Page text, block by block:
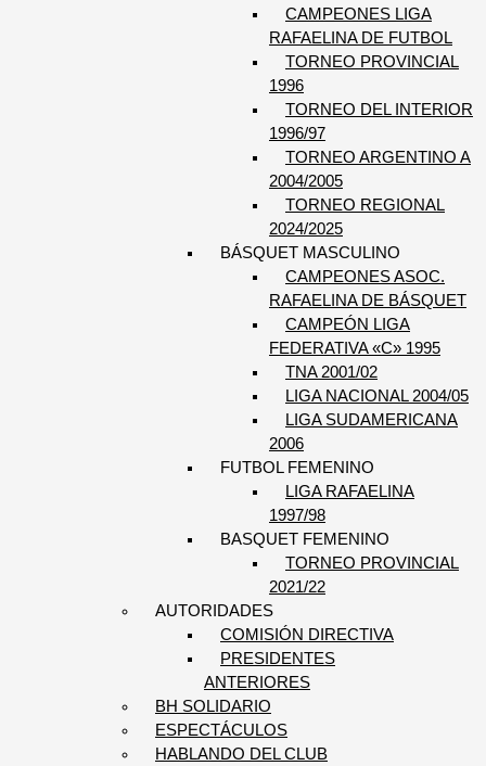
CAMPEONES LIGA
RAFAELINA DE FUTBOL
TORNEO PROVINCIAL
1996
TORNEO DEL INTERIOR
1996/97
TORNEO ARGENTINO A
2004/2005
TORNEO REGIONAL
2024/2025
BÁSQUET MASCULINO
CAMPEONES ASOC.
RAFAELINA DE BÁSQUET
CAMPEÓN LIGA
FEDERATIVA «C» 1995
TNA 2001/02
LIGA NACIONAL 2004/05
LIGA SUDAMERICANA
2006
FUTBOL FEMENINO
LIGA RAFAELINA
1997/98
BASQUET FEMENINO
TORNEO PROVINCIAL
2021/22
AUTORIDADES
COMISIÓN DIRECTIVA
PRESIDENTES
ANTERIORES
BH SOLIDARIO
ESPECTÁCULOS
HABLANDO DEL CLUB